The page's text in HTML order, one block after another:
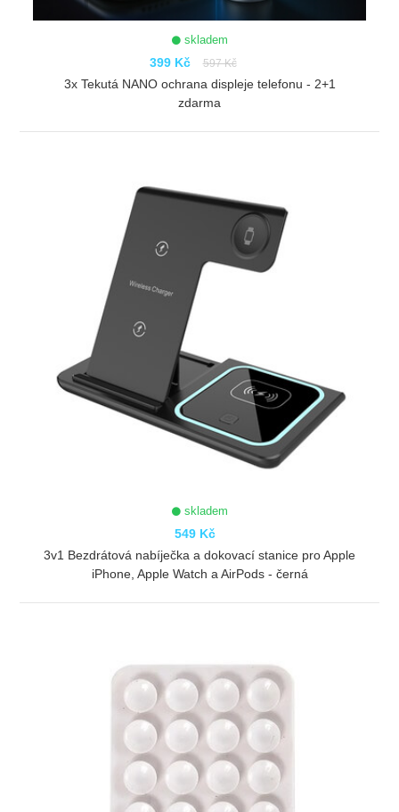
skladem
399 Kč 597 Kč
3x Tekutá NANO ochrana displeje telefonu - 2+1
zdarma
skladem
549 Kč
3v1 Bezdrátová nabíječka a dokovací stanice pro Apple
iPhone, Apple Watch a AirPods - černá